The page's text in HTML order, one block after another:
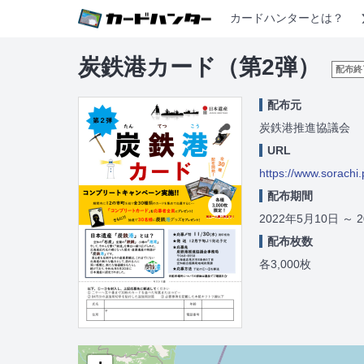
カードハンターとは？
炭鉄港カード（第2弾） 配布終
配布元
炭鉄港推進協議会
URL
https://
配布期間
2022年5月10日 ～
配布枚数
各3,000枚